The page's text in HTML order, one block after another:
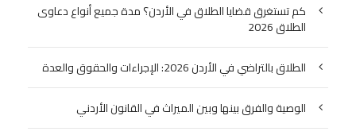
كم تستغرق قضايا الطلاق في الأردن؟ مدة جميع أنواع دعاوى
الطلاق 2026
الطلاق بالتراضي في الأردن 2026: الإجراءات والحقوق والعدة
الوصية والفرق بينها وبين الميراث في القانون الأردني